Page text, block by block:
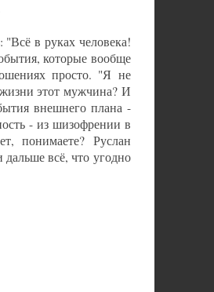
в руках человека!
которые вообще
просто. "Я не
жизни этот мужчина? И
внешнего плана -
- из шизофрении в
понимаете? Руслан
всё, что угодно